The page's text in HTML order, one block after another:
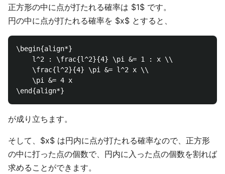
正方形の中に点が打たれる確率は $1$ です。
円の中に点が打たれる確率を $x$ とすると、
\begin{align*}
    l^2 : \frac{l^2}{4} \pi &= 1 : x \\
    \frac{l^2}{4} \pi &= l^2 x \\
    \pi &= 4 x
が成り立ちます。
そして、$x$ は円内に点が打たれる確率なので、正方形
の中に打った点の個数で、円内に入った点の個数を割れば
求めることができます。